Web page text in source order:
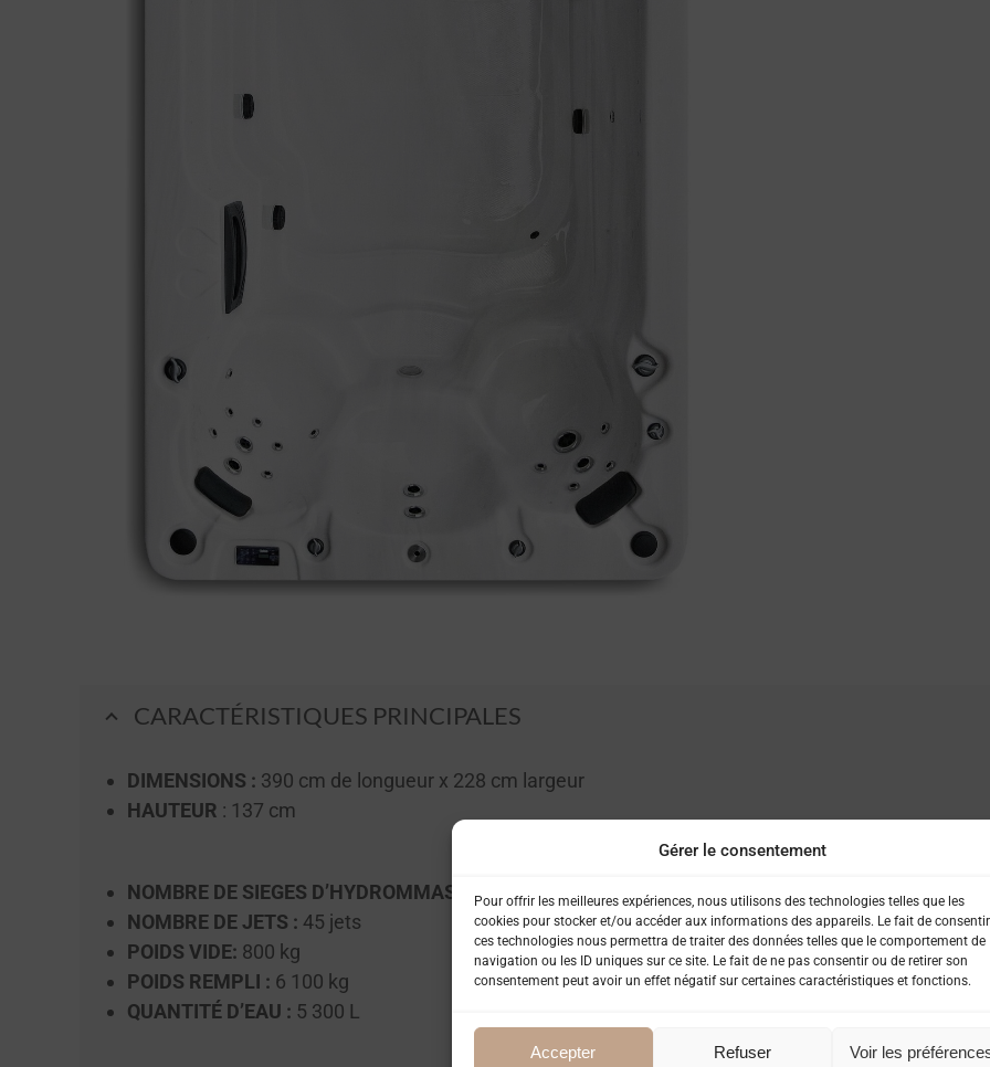
Gérer le consentement
Pour offrir les meilleures expériences, nous utilisons des technologies telles que les
cookies pour stocker et/ou accéder aux informations des appareils. Le fait de
ces technologies nous permettra de traiter des données telles que le comportement de
navigation ou les ID uniques sur ce site. Le fait de ne pas consentir ou de retirer son
consentement peut avoir un effet négatif sur certaines caractéristiques et fonctions.
Accepter Refuser Voir les
CARACTÉRISTIQUES PRINCIPALES
DIMENSIONS : 390 cm de longueur x 228 cm largeur
HAUTEUR : 137 cm
NOMBRE DE SIEGES D’HYDROMMASSAGE :5 sièges
NOMBRE DE JETS : 45 jets
POIDS VIDE: 800 kg
POIDS REMPLI : 6 100 kg
QUANTITÉ D’EAU : 5 300 L